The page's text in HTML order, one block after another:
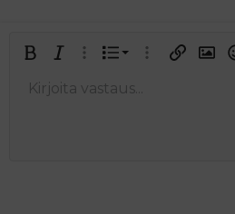
LihavoituKursivoitu
Laajennettuun
Lista
Järjestetty
LisääLisää
Fontin koko
9
Tekstiväri
KirjasintyyliArial
Yliviivaa
Tasaus Tasaa vasemmalle
Paragraph format
Normal
LainausLisää video/media
Lisää taulukko
Insert horizontal
Tee uudelleen
BBCode-näkymä
Poista muotoilu
Luonnokset
Kirjoita vastaus...